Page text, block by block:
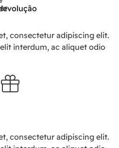
consectetur adipiscing elit.
interdum, ac aliquet odio
consectetur adipiscing elit.